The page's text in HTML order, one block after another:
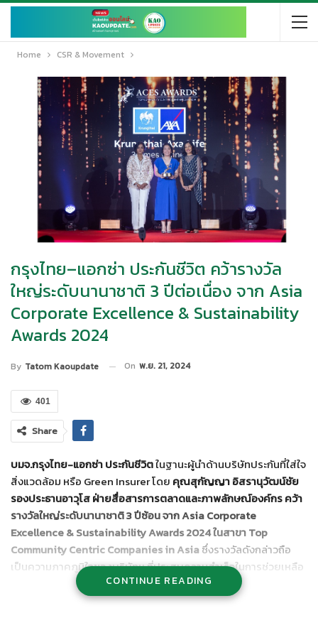
Home CSR & Movement
กรุงไทย–แอกซ่า ประกันชีวิต คว้ารางวัล
ใหญ่ระดับนานาชาติ 3 ปีต่อเนื่อง จาก Asia
Corporate Excellence & Sustainability
Awards 2024
By Tatom Kaoupdate On พ.ย. 21, 2024
401
Share
บมจ.กรุงไทย-แอกซ่า ประกันชีวิตในฐานะผู้นำด้านบริษัทประกันที่ใส่ใจ
สิ่งแวดล้อม หรือ Green Insurer โดย คุณสุกัญญา อิสรานุวัฒน์ชัย
รองประธานอาวุโส ฝ่ายสื่อสารการตลาดและภาพลักษณ์องค์กร คว้า
รางวัลใหญ่ระดับนานาชาติ 3 ปีซ้อน จาก Asia Corporate
Excellence & Sustainability Awards 2024 ในสาขา Top
Community Centric Companies in Asia ซึ่งรางวัลดังกล่าวถือ
เป็นความภาคภูมิใจของบริษัทฯ ที่ประสบความสำเร็จในการช่วยเหลือ
สังคม และใส่ใจสิ่งแวดล้อมอย่างยั่งยืนตลอดมา ซึ่งสอดคล้องเป้า
หมายหลักของบริษัทฯ ที่มุ่งมั่นเคียงข้างทุกความเชื่อมั่น ดูแลกันตลอด
CONTINUE READING